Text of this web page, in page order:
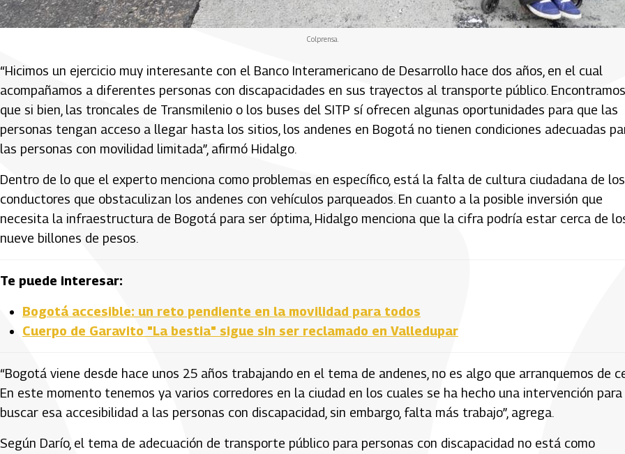
Colprensa.
“Hicimos un ejercicio muy interesante con el Banco Interamericano de Desarrollo hace dos años, en el cual
acompañamos a diferentes personas con discapacidades en sus trayectos al transporte público. Encontramos
que si bien, las troncales de Transmilenio o los buses del SITP sí ofrecen algunas oportunidades para que las
personas tengan acceso a llegar hasta los sitios, los andenes en Bogotá no tienen condiciones adecuadas
las personas con movilidad limitada”, afirmó Hidalgo.
Dentro de lo que el experto menciona como problemas en específico, está la falta de cultura ciudadana de los
conductores que obstaculizan los andenes con vehículos parqueados. En cuanto a la posible inversión que
necesita la infraestructura de Bogotá para ser óptima, Hidalgo menciona que la cifra podría estar cerca de
nueve billones de pesos.
Te puede interesar:
Bogotá accesible: un reto pendiente en la movilidad para todos
Cuerpo de Garavito "La bestia" sigue sin ser reclamado en Valledupar
“Bogotá viene desde hace unos 25 años trabajando en el tema de andenes, no es algo que arranquemos de
En este momento tenemos ya varios corredores en la ciudad en los cuales se ha hecho una intervención para
buscar esa accesibilidad a las personas con discapacidad, sin embargo, falta más trabajo”, agrega.
Según Darío, el tema de adecuación de transporte público para personas con discapacidad no está como